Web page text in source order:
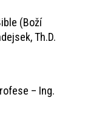
(Boží
Th.D.
– Ing.